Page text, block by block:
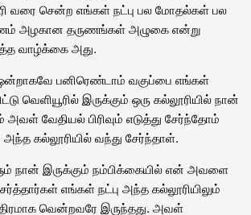
வரை சென்ற எங்கள் நட்பு பல மோதல்கள் பல
அழகான தருணங்கள் அழுகை என்று
வாழ்க்கை அது.
பனிரெண்டாம் வகுப்பை எங்கள்
வெளியூரில் இருக்கும் ஒரு கல்லூரியில் நான்
அவள் வேதியல் பிரிவும் எடுத்து சேர்ந்தோம்
கல்லூரியில் வந்து சேர்ந்தாள்.
நான் இருக்கும் நம்பிக்கையில் என் அவளை
எங்கள் நட்பு அந்த கல்லூரியிலும்
வென்றவரே இருந்தது. அவள்